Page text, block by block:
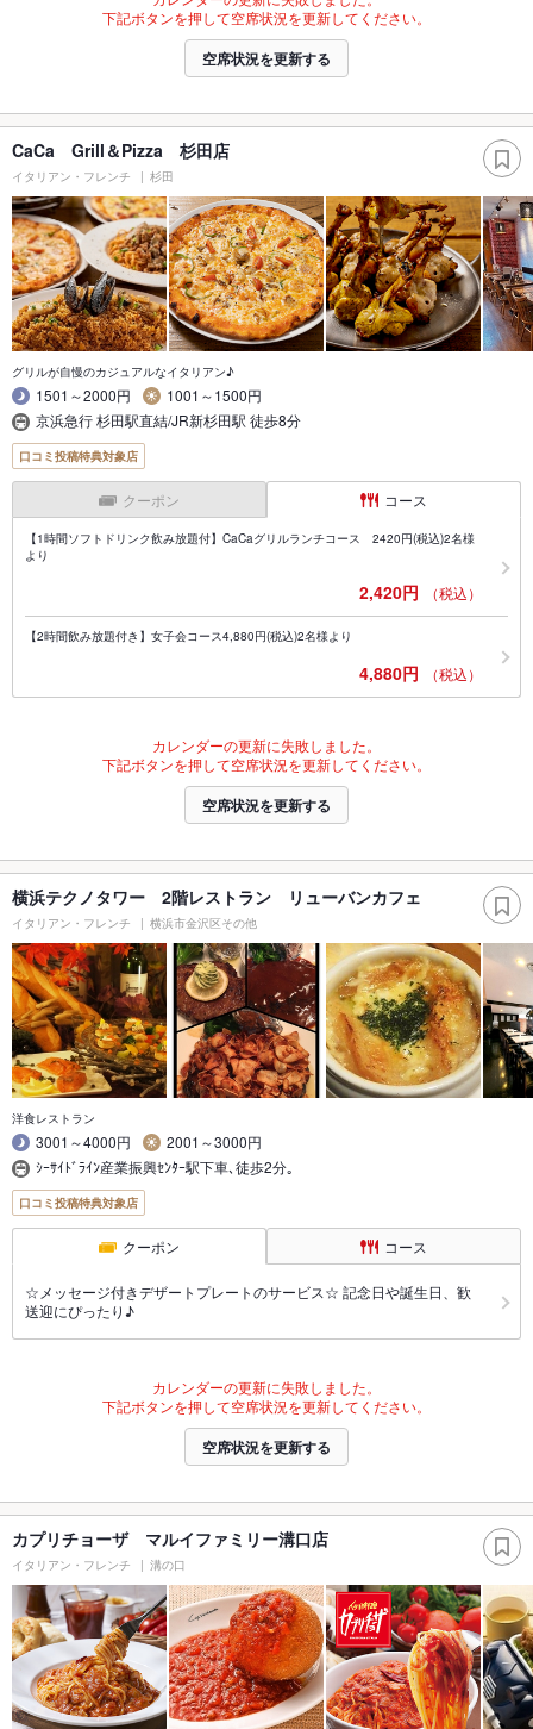
下記ボタンを押して空席状況を更新してください。
空席状況を更新する
CaCa Grill＆Pizza 杉田店
イタリアン・フレンチ 杉田
グリルが自慢のカジュアルなイタリアン♪
1501～2000円
1001～1500円
京浜急行 杉田駅直結/JR新杉田駅 徒歩8分
口コミ投稿特典対象店
クーポン コース
【1時間ソフトドリンク飲み放題付】CaCaグリルランチコース 2420円(税込)2名様
より
2,420円 （税込）
【2時間飲み放題付き】女子会コース4,880円(税込)2名様より
4,880円 （税込）
カレンダーの更新に失敗しました。
下記ボタンを押して空席状況を更新してください。
空席状況を更新する
横浜テクノタワー 2階レストラン リューバンカフェ
イタリアン・フレンチ 横浜市金沢区その他
洋食レストラン
3001～4000円
2001～3000円
ｼｰｻｲﾄﾞﾗｲﾝ産業振興ｾﾝﾀｰ駅下車､徒歩2分｡
口コミ投稿特典対象店
クーポン コース
☆メッセージ付きデザートプレートのサービス☆ 記念日や誕生日、歓
送迎にぴったり♪
カレンダーの更新に失敗しました。
下記ボタンを押して空席状況を更新してください。
空席状況を更新する
カプリチョーザ マルイファミリー溝口店
イタリアン・フレンチ 溝の口